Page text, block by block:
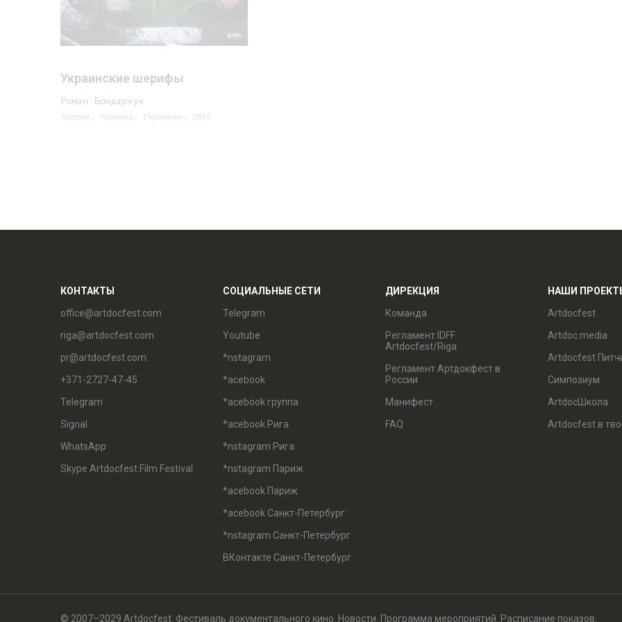
Украинские шерифы
Роман Бондарчук
Латвия, Украина, Германия, 2016
КОНТАКТЫ
office@artdocfest.com
riga@artdocfest.com
pr@artdocfest.com
+371-2727-47-45
Telegram
Signal
WhatsApp
Skype Artdocfest Film Festival
СОЦИАЛЬНЫЕ СЕТИ
Telegram
Youtube
*nstagram
*acebook
*acebook группа
*acebook Рига
*nstagram Рига
*nstagram Париж
*acebook Париж
*acebook Санкт-Петербург
*nstagram Санкт-Петербург
ВКонтакте Санкт-Петербург
ДИРЕКЦИЯ
Команда
Регламент IDFF
Artdocfest/Riga
Регламент Артдокфест в
России
Манифест
FAQ
НАШИ
Artdocfest
Artdoc.media
Artdocfest
Симпозиум
ArtdocШкола
Artdocfest в
© 2007–2029 Artdocfest. Фестиваль документального кино. Новости. Программа мероприятий. Расписание показов.